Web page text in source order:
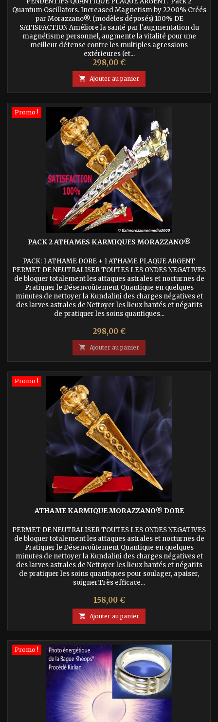
Quantum Oscillators. Increased Magnetism by 2200% Créés
par Morazzano®. (modèles déposés) 100% DE
SATISFACTION Améliore la santé par l'augmentation du
magnétisme personnel, augmente la vitalité pour une
meilleur défense contre les multiples agressions
extérieures (et...
Prix
298,00 €
 Ajouter au panier
Promo !
PACK 2 ATHAMES KARMIQUES MORAZZANO®
PACK: 1 ATHAME DORE + 1 ATHAME PLAQUE ARGENT
PERMET DE NEUTRALISER TOUTES LES ONDES NEGATIVES
de bloquer totalement les attaques astrales et nocturnes de
Pratiquer le Désenvoûtement Quantique en quelques
minutes de nettoyer la Kundalini des charges négatives et
des larves astrales de Nettoyer les lieux hantés et négatifs
de pratiquer les soins quantiques...
Prix
298,00 €
 Ajouter au panier
Promo !
ATHAME KARMIQUE MORAZZANO® DORE
PERMET DE NEUTRALISER TOUTES LES ONDES NEGATIVES
de bloquer totalement les attaques astrales et nocturnes de
Pratiquer le Désenvoûtement Quantique en quelques
minutes de nettoyer la Kundalini des charges négatives et
des larves astrales de Nettoyer les lieux hantés et négatifs
de pratiquer les soins quantiques pour soulager, apaiser,
soigner.Très efficace...
Prix
158,00 €
 Ajouter au panier
Promo !